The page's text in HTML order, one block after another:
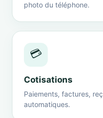
photo du téléphone.
💳
Cotisations
Paiements, factures,
automatiques.